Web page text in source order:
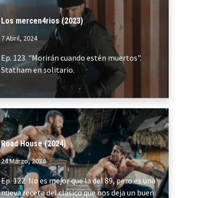
Los mercen4rios (2023)
7 Abril, 2024
Ep. 123. "Morirán cuando estén muertos".
Statham en solitario.
Road House (2024)
24 Marzo, 2024
Ep. 122. No es mejor que la del 89, pero es una
nueva receta del clásico que nos deja un buen